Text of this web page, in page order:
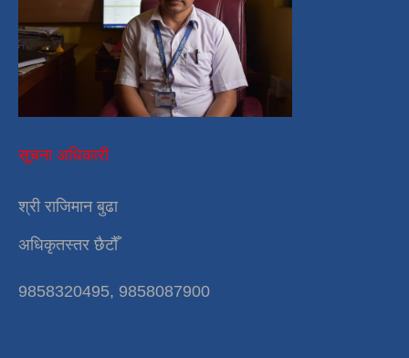
सूचना अधिकारी
श्री राजिमान बुढा
अधिकृतस्तर छैटौँ
9858320495, 9858087900